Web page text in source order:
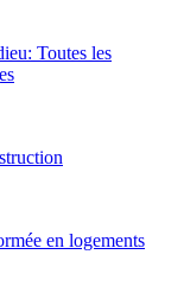
Toutes les
en logements